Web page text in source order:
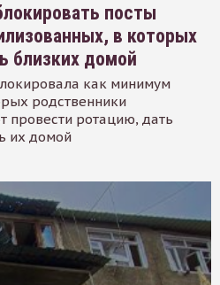
посты
в которых
близких домой
как минимум
родственники
провести ротацию, дать
их домой